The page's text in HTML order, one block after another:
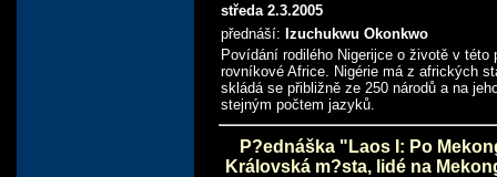
středa 2.3.2005
přednáší: Izuchukwu Okonkwo
Povídání rodilého Nigerijce o životě v této
rovníkové Africe. Nigérie má z afrických
skládá se přibližně ze 250 národů a na
stejným počtem jazyků.
P?ednáška "Laos I: Po
Královská m?sta, lidé na